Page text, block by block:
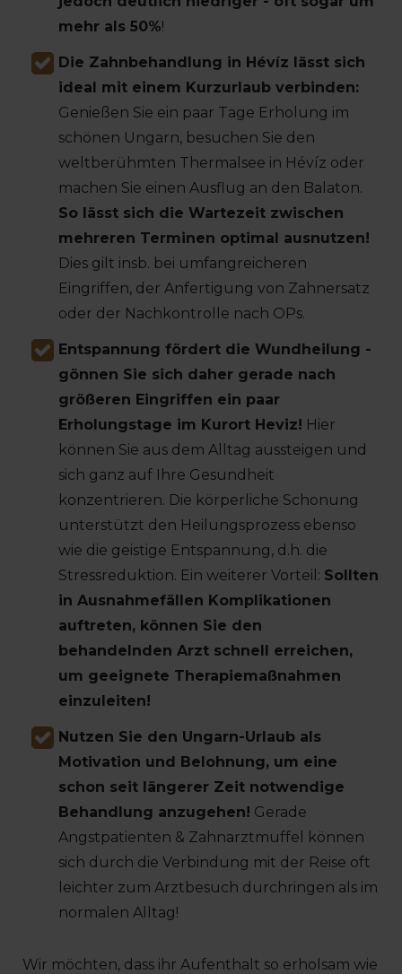
mehr als 50%!
Die Zahnbehandlung in Hévíz lässt sich
ideal mit einem Kurzurlaub verbinden:
Genießen Sie ein paar Tage Erholung im
schönen Ungarn, besuchen Sie den
weltberühmten Thermalsee in Hévíz oder
machen Sie einen Ausflug an den Balaton.
So lässt sich die Wartezeit zwischen
mehreren Terminen optimal ausnutzen!
Dies gilt insb. bei umfangreicheren
Eingriffen, der Anfertigung von Zahnersatz
oder der Nachkontrolle nach OPs.
Entspannung fördert die Wundheilung -
gönnen Sie sich daher gerade nach
größeren Eingriffen ein paar
Erholungstage im Kurort Heviz! Hier
können Sie aus dem Alltag aussteigen und
sich ganz auf Ihre Gesundheit
konzentrieren. Die körperliche Schonung
unterstützt den Heilungsprozess ebenso
wie die geistige Entspannung, d.h. die
Stressreduktion. Ein weiterer Vorteil: Sollten
in Ausnahmefällen Komplikationen
auftreten, können Sie den
behandelnden Arzt schnell erreichen,
um geeignete Therapiemaßnahmen
einzuleiten!
Nutzen Sie den Ungarn-Urlaub als
Motivation und Belohnung, um eine
schon seit längerer Zeit notwendige
Behandlung anzugehen! Gerade
Angstpatienten & Zahnarztmuffel können
sich durch die Verbindung mit der Reise oft
leichter zum Arztbesuch durchringen als im
normalen Alltag!
Wir möchten, dass ihr Aufenthalt so erholsam wie